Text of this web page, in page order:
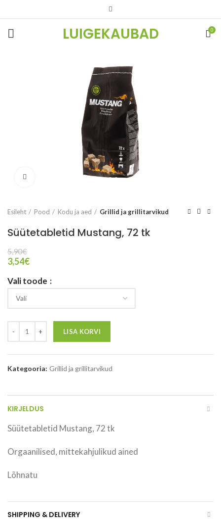
LUIGEKAUBAD 0
Vaata suuremalt
Esileht Pood Kodu ja aed Grillid ja grillitarvikud
Süütetabletid Mustang, 72 tk
5,90€
3,54€
Vali toode
LISA KORVI
Kategooria: Grillid ja grillitarvikud
KIRJELDUS
Süütetabletid Mustang, 72 tk
Orgaanilised, mittekahjulikud ained
Lõhnatu
SHIPPING & DELIVERY